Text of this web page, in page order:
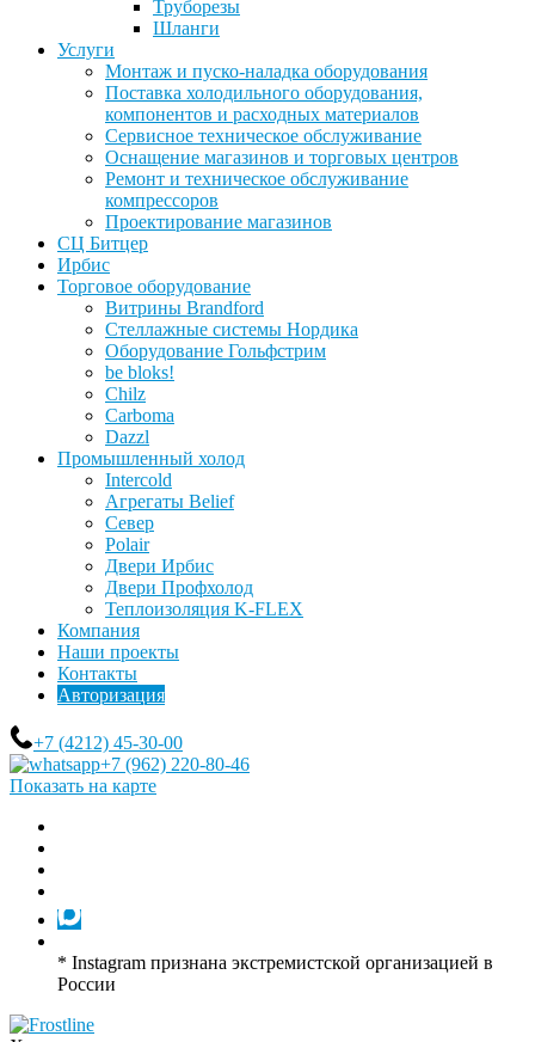
Труборезы
Шланги
Услуги
Монтаж и пуско-наладка оборудования
Поставка холодильного оборудования,
компонентов и расходных материалов
Сервисное техническое обслуживание
Оснащение магазинов и торговых центров
Ремонт и техническое обслуживание
компрессоров
Проектирование магазинов
СЦ Битцер
Ирбис
Торговое оборудование
Витрины Brandford
Стеллажные системы Нордика
Оборудование Гольфстрим
be bloks!
Chilz
Carboma
Dazzl
Промышленный холод
Intercold
Агрегаты Belief
Север
Polair
Двери Ирбис
Двери Профхолод
Теплоизоляция K-FLEX
Компания
Наши проекты
Контакты
Авторизация
+7 (4212) 45-30-00
+7 (962) 220-80-46
Показать на карте
* Instagram признана экстремистской организацией в
России